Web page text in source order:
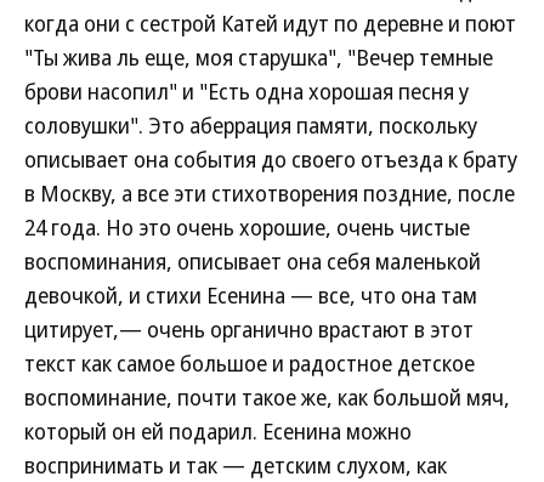
когда они с сестрой Катей идут по деревне и поют
"Ты жива ль еще, моя старушка", "Вечер темные
брови насопил" и "Есть одна хорошая песня у
соловушки". Это аберрация памяти, поскольку
описывает она события до своего отъезда к брату
в Москву, а все эти стихотворения поздние, после
24 года. Но это очень хорошие, очень чистые
воспоминания, описывает она себя маленькой
девочкой, и стихи Есенина — все, что она там
цитирует,— очень органично врастают в этот
текст как самое большое и радостное детское
воспоминание, почти такое же, как большой мяч,
который он ей подарил. Есенина можно
воспринимать и так — детским слухом, как